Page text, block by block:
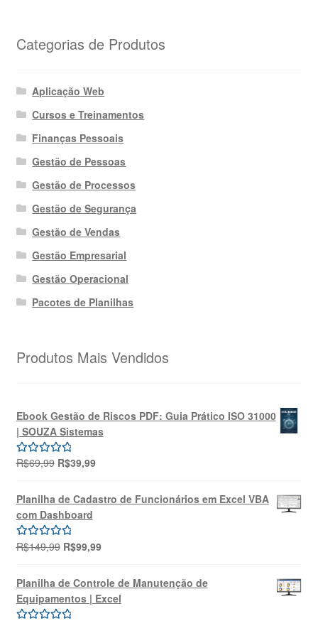
Categorias de Produtos
Aplicação Web
Cursos e Treinamentos
Finanças Pessoais
Gestão de Pessoas
Gestão de Processos
Gestão de Segurança
Gestão de Vendas
Gestão Empresarial
Gestão Operacional
Pacotes de Planilhas
Produtos Mais Vendidos
Ebook Gestão de Riscos PDF: Guia Prático ISO 31000
| SOUZA Sistemas
Avaliação
R$69,99 O
original
era:
R$69,99.
R$39,99O
atual
é:
Planilha de Cadastro de Funcionários em Excel VBA
com Dashboard
Avaliação
R$149,99 O
original
era:
R$149,99.
R$99,99O
atual
é:
R$99,99.
Planilha de Controle de Manutenção de
Equipamentos | Excel